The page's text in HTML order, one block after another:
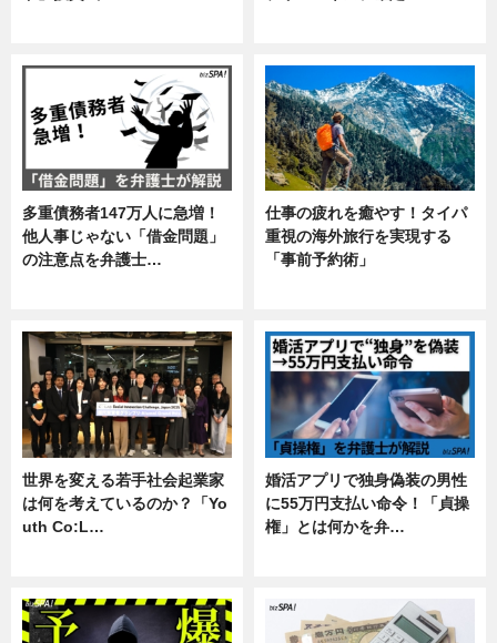
多重債務者147万人に急増！
他人事じゃない「借金問題」
の注意点を弁護士…
仕事の疲れを癒やす！タイパ
重視の海外旅行を実現する
「事前予約術」
世界を変える若手社会起業家
は何を考えているのか？「Yo
uth Co:L…
婚活アプリで独身偽装の男性
に55万円支払い命令！「貞操
権」とは何かを弁…